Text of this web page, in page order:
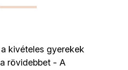
kivételes gyerekek
rövidebbet - A